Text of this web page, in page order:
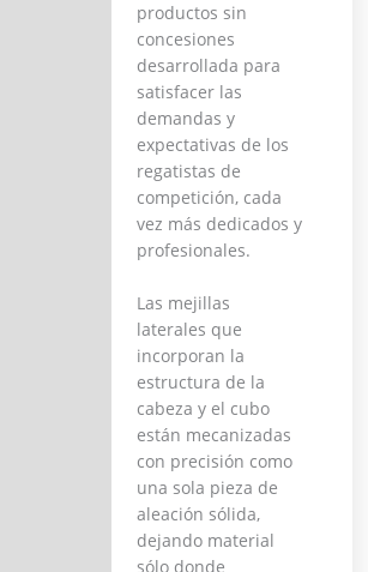
productos sin
concesiones
desarrollada para
satisfacer las
demandas y
expectativas de los
regatistas de
competición, cada
vez más dedicados y
profesionales.
Las mejillas
laterales que
incorporan la
estructura de la
cabeza y el cubo
están mecanizadas
con precisión como
una sola pieza de
aleación sólida,
dejando material
sólo donde